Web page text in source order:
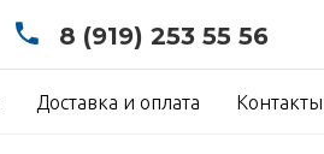
8 (919) 253 55 56
Доставка и оплата Контакты